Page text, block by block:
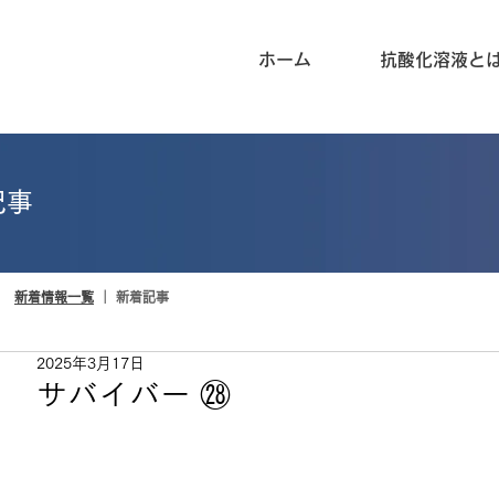
ホーム 抗酸化溶液と
事
新着情報一覧 ｜ 新着記事
サバイバー ㉘
2025年3月17日